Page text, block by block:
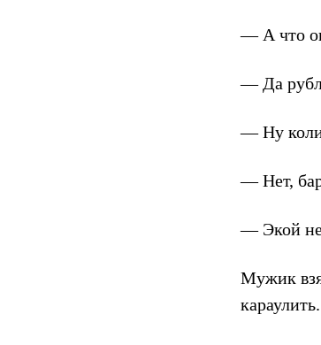
— А что
— Да
— Ну коли
— Нет,
— Экой
Мужик
караулить.